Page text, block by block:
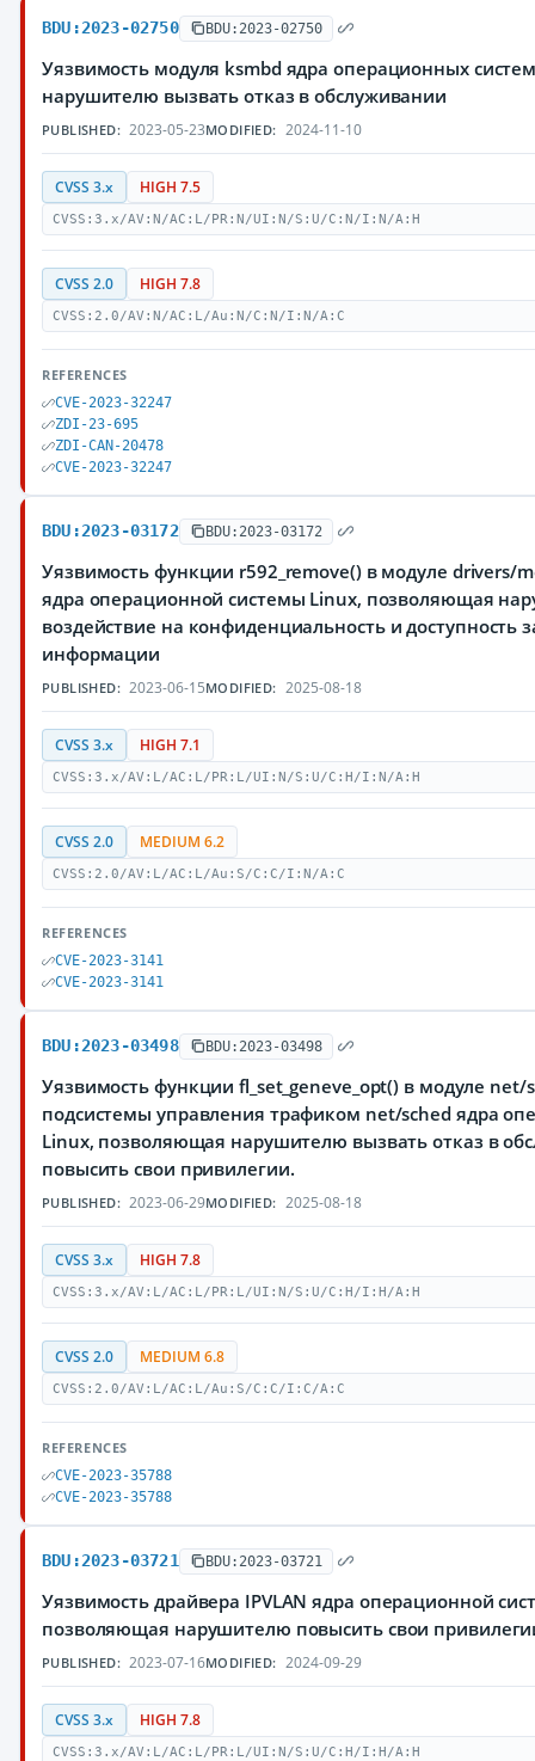
BDU:2023-02750 BDU:2023-02750
Уязвимость модуля ksmbd ядра операционных
нарушителю вызвать отказ в обслуживании
PUBLISHED: 2023-05-23MODIFIED: 2024-11-10
CVSS 3.x HIGH 7.5
CVSS:3.x/AV:N/AC:L/PR:N/UI:N/S:U/C:N/I:N/A:H
CVSS 2.0 HIGH 7.8
CVSS:2.0/AV:N/AC:L/Au:N/C:N/I:N/A:C
REFERENCES
CVE-2023-32247
ZDI-23-695
ZDI-CAN-20478
CVE-2023-32247
BDU:2023-03172 BDU:2023-03172
Уязвимость функции r592_remove() в модуле drivers/
ядра операционной системы Linux, позволяющая
воздействие на конфиденциальность и
информации
PUBLISHED: 2023-06-15MODIFIED: 2025-08-18
CVSS 3.x HIGH 7.1
CVSS:3.x/AV:L/AC:L/PR:L/UI:N/S:U/C:H/I:N/A:H
CVSS 2.0 MEDIUM 6.2
CVSS:2.0/AV:L/AC:L/Au:S/C:C/I:N/A:C
REFERENCES
CVE-2023-3141
CVE-2023-3141
BDU:2023-03498 BDU:2023-03498
Уязвимость функции fl_set_geneve_opt() в модуле net/
подсистемы управления трафиком net/sched ядра
Linux, позволяющая нарушителю вызвать отказ в
повысить свои привилегии.
PUBLISHED: 2023-06-29MODIFIED: 2025-08-18
CVSS 3.x HIGH 7.8
CVSS:3.x/AV:L/AC:L/PR:L/UI:N/S:U/C:H/I:H/A:H
CVSS 2.0 MEDIUM 6.8
CVSS:2.0/AV:L/AC:L/Au:S/C:C/I:C/A:C
REFERENCES
CVE-2023-35788
CVE-2023-35788
BDU:2023-03721 BDU:2023-03721
Уязвимость драйвера IPVLAN ядра операционной
позволяющая нарушителю повысить свои
PUBLISHED: 2023-07-16MODIFIED: 2024-09-29
CVSS 3.x HIGH 7.8
CVSS:3.x/AV:L/AC:L/PR:L/UI:N/S:U/C:H/I:H/A:H